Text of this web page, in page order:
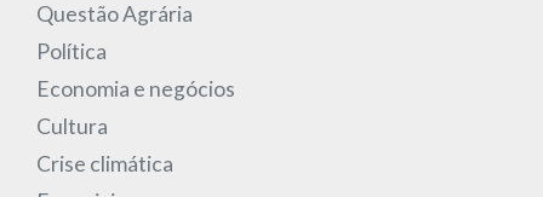
Questão Agrária
Política
Economia e negócios
Cultura
Crise climática